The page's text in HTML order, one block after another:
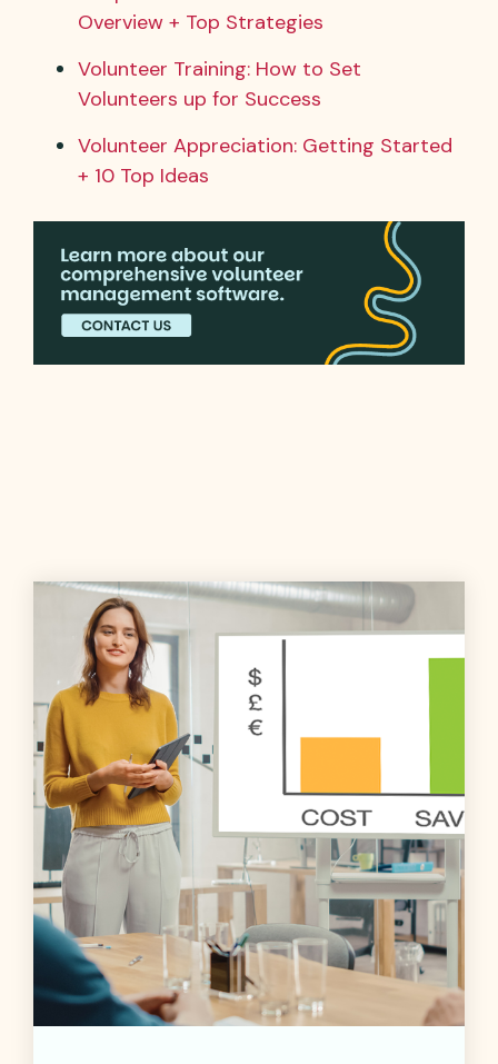
Overview + Top Strategies
Volunteer Training: How to Set
Volunteers up for Success
Volunteer Appreciation: Getting Started
+ 10 Top Ideas